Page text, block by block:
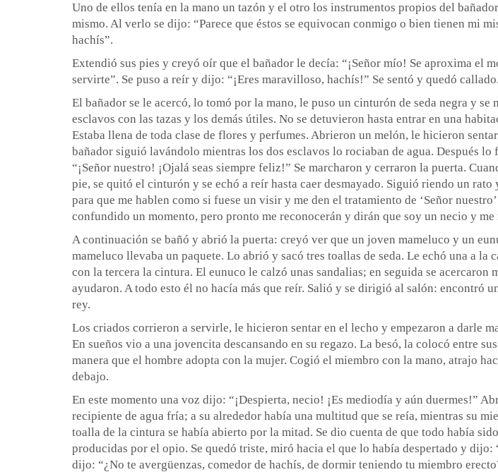
Uno de ellos tenía en la mano un tazón y el otro los instrumentos propios del
mismo. Al verlo se dijo: “Parece que éstos se equivocan conmigo o bien tienen mi
hachís”.
Extendió sus pies y creyó oír que el bañador le decía: “¡Señor mío! Se aproxima el
servirte”. Se puso a reír y dijo: “¡Eres maravilloso, hachís!” Se sentó y quedó callado.
El bañador se le acercó, lo tomó por la mano, le puso un cinturón de seda negra y se
esclavos con las tazas y los demás útiles. No se detuvieron hasta entrar en una
Estaba llena de toda clase de flores y perfumes. Abrieron un melón, le hicieron
bañador siguió lavándolo mientras los dos esclavos lo rociaban de agua. Después
“¡Señor nuestro! ¡Ojalá seas siempre feliz!” Se marcharon y cerraron la puerta.
pie, se quitó el cinturón y se echó a reír hasta caer desmayado. Siguió riendo un rato
para que me hablen como si fuese un visir y me den el tratamiento de ‘Señor
confundido un momento, pero pronto me reconocerán y dirán que soy un necio y me
A continuación se bañó y abrió la puerta: creyó ver que un joven mameluco y un
mameluco llevaba un paquete. Lo abrió y sacó tres toallas de seda. Le echó una a la
con la tercera la cintura. El eunuco le calzó unas sandalias; en seguida se acercaron
ayudaron. A todo esto él no hacía más que reír. Salió y se dirigió al salón: encontró
rey.
Los criados corrieron a servirle, le hicieron sentar en el lecho y empezaron a darle
En sueños vio a una jovencita descansando en su regazo. La besó, la colocó entre
manera que el hombre adopta con la mujer. Cogió el miembro con la mano, atrajo
debajo.
En este momento una voz dijo: “¡Despierta, necio! ¡Es mediodía y aún duermes!”
recipiente de agua fría; a su alrededor había una multitud que se reía, mientras su
toalla de la cintura se había abierto por la mitad. Se dio cuenta de que todo había
producidas por el opio. Se quedó triste, miró hacia el que lo había despertado y dijo:
dijo: “¿No te avergüenzas, comedor de hachís, de dormir teniendo tu miembro